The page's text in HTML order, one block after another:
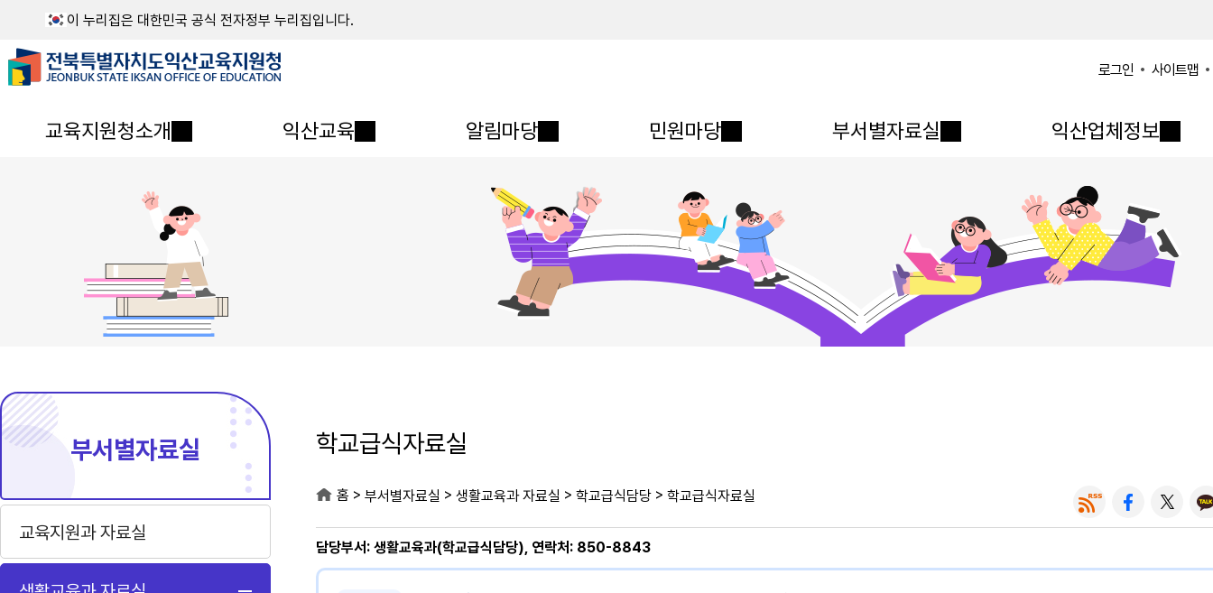
이 누리집은 대한민국 공식 전자정부 누리집입니다.
로그인 사이트맵
교육지원청소개 익산교육 알림마당 민원마당 부서별자료실 익산업체정보
부서별자료실
교육지원과 자료실
학교급식자료실
홈 > 부서별자료실 > 생활교육과 자료실 > 학교급식담당 > 학교급식자료실
담당부서: 생활교육과(학교급식담당), 연락처: 850-8843